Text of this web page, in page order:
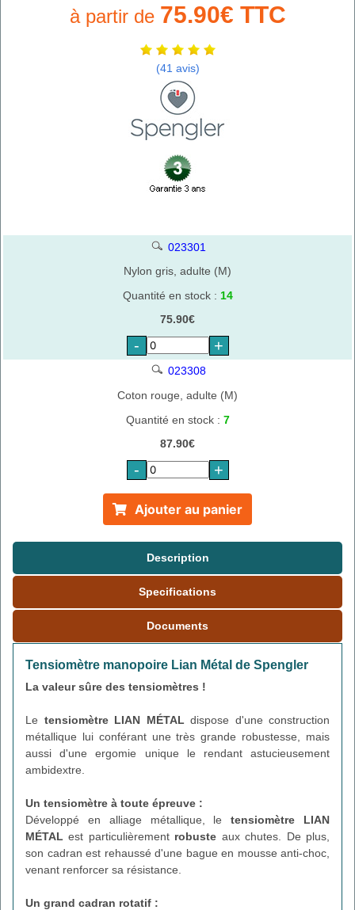
à partir de 75.90€ TTC
(41 avis)
023301
Nylon gris, adulte (M)
Quantité en stock : 14
75.90€
- +
023308
Coton rouge, adulte (M)
Quantité en stock : 7
87.90€
- +
Ajouter au panier
Description
Specifications
Documents
Tensiomètre manopoire Lian Métal de Spengler
La valeur sûre des tensiomètres !
Le tensiomètre LIAN MÉTAL dispose d'une construction
métallique lui conférant une très grande robustesse, mais
aussi d'une ergomie unique le rendant astucieusement
ambidextre.
Un tensiomètre à toute épreuve :
Développé en alliage métallique, letensiomètre LIAN
MÉTAL est particulièrement robuste aux chutes. De plus,
son cadran est rehaussé d'une bague en mousse anti-choc,
venant renforcer sa résistance.
Un grand cadran rotatif :